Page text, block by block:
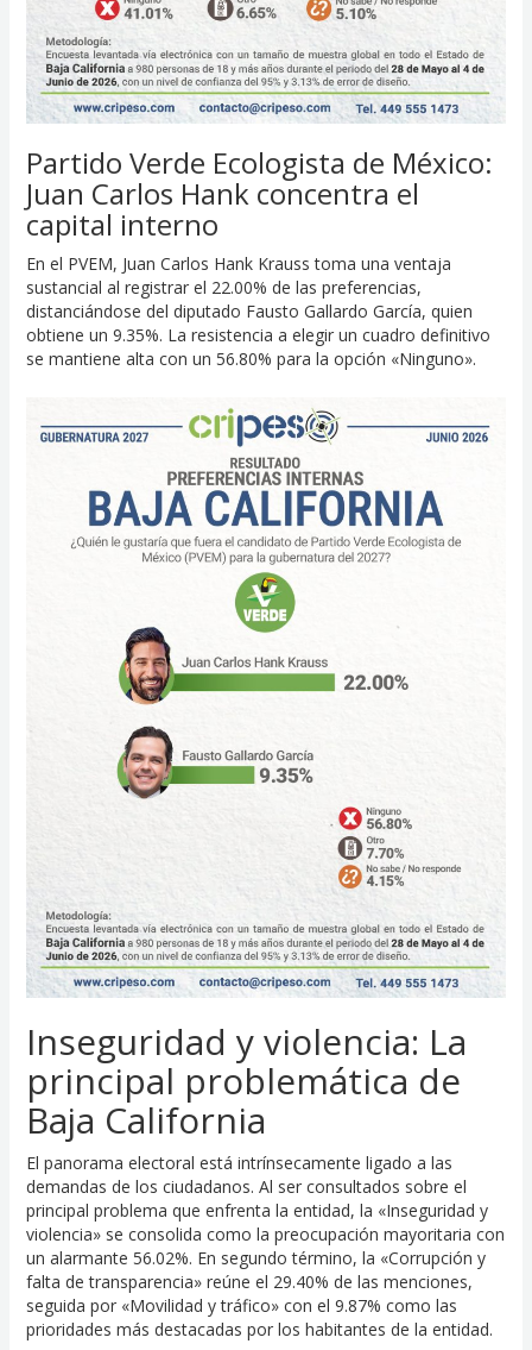
Partido Verde Ecologista de México:
Juan Carlos Hank concentra el
capital interno
En el PVEM, Juan Carlos Hank Krauss toma una ventaja
sustancial al registrar el 22.00% de las preferencias,
distanciándose del diputado Fausto Gallardo García, quien
obtiene un 9.35%. La resistencia a elegir un cuadro definitivo
se mantiene alta con un 56.80% para la opción «Ninguno».
Inseguridad y violencia: La
principal problemática de
Baja California
El panorama electoral está intrínsecamente ligado a las
demandas de los ciudadanos. Al ser consultados sobre el
principal problema que enfrenta la entidad, la «Inseguridad y
violencia» se consolida como la preocupación mayoritaria con
un alarmante 56.02%. En segundo término, la «Corrupción y
falta de transparencia» reúne el 29.40% de las menciones,
seguida por «Movilidad y tráfico» con el 9.87% como las
prioridades más destacadas por los habitantes de la entidad.